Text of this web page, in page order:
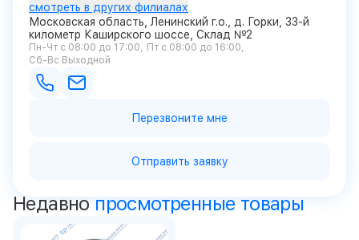
смотреть в других филиалах
Московская область, Ленинский г.о., д. Горки, 33-й
километр Каширского шоссе, Склад №2
Пн-Чт с 08:00 до 17:00
Пт с 08:00 до 16:00
Сб-Вс Выходной
Перезвоните мне
Отправить заявку
Недавно просмотренные товары